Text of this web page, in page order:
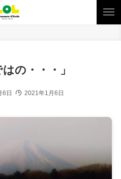
の・・・」
6日 2021年1月6日